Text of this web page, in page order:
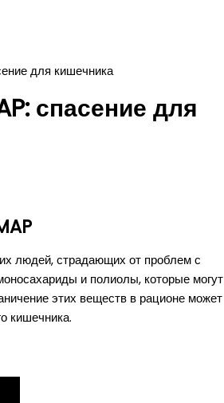
для кишечника
спасение для
людей, страдающих от проблем с
и полиолы, которые могут
этих веществ в рационе может
кишечника.